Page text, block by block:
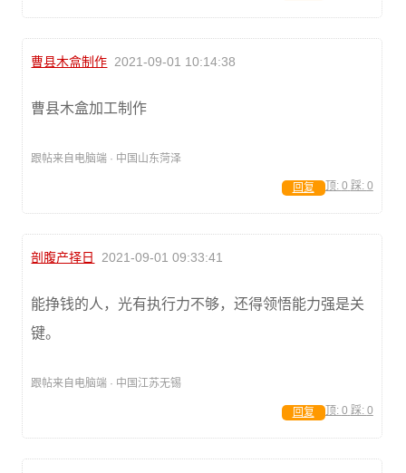
曹县木盒制作 2021-09-01 10:14:38
曹县木盒加工制作
跟帖来自电脑端 · 中国山东菏泽
顶: 0 踩: 0
回复
剖腹产择日 2021-09-01 09:33:41
能挣钱的人，光有执行力不够，还得领悟能力强是关
键。
跟帖来自电脑端 · 中国江苏无锡
顶: 0 踩: 0
回复